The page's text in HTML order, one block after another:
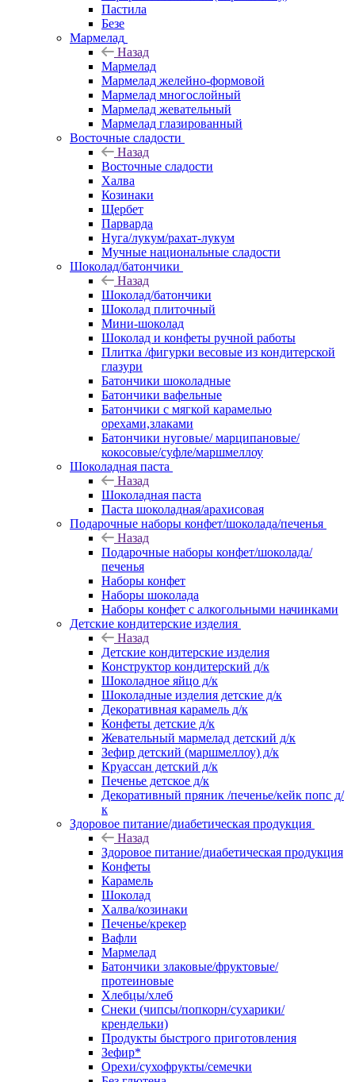
Пастила
Безе
Мармелад
Назад
Мармелад
Мармелад желейно-формовой
Мармелад многослойный
Мармелад жевательный
Мармелад глазированный
Восточные сладости
Назад
Восточные сладости
Халва
Козинаки
Щербет
Парварда
Нуга/лукум/рахат-лукум
Мучные национальные сладости
Шоколад/батончики
Назад
Шоколад/батончики
Шоколад плиточный
Мини-шоколад
Шоколад и конфеты ручной работы
Плитка /фигурки весовые из кондитерской
глазури
Батончики шоколадные
Батончики вафельные
Батончики с мягкой карамелью
орехами,злаками
Батончики нуговые/ марципановые/
кокосовые/суфле/маршмеллоу
Шоколадная паста
Назад
Шоколадная паста
Паста шоколадная/арахисовая
Подарочные наборы конфет/шоколада/печенья
Назад
Подарочные наборы конфет/шоколада/
печенья
Наборы конфет
Наборы шоколада
Наборы конфет с алкогольными начинками
Детские кондитерские изделия
Назад
Детские кондитерские изделия
Конструктор кондитерский д/к
Шоколадное яйцо д/к
Шоколадные изделия детские д/к
Декоративная карамель д/к
Конфеты детские д/к
Жевательный мармелад детский д/к
Зефир детский (маршмеллоу) д/к
Круассан детский д/к
Печенье детское д/к
Декоративный пряник /печенье/кейк попс д/
к
Здоровое питание/диабетическая продукция
Назад
Здоровое питание/диабетическая продукция
Конфеты
Карамель
Шоколад
Халва/козинаки
Печенье/крекер
Вафли
Мармелад
Батончики злаковые/фруктовые/
протеиновые
Хлебцы/хлеб
Снеки (чипсы/попкорн/сухарики/
крендельки)
Продукты быстрого приготовления
Зефир*
Орехи/сухофрукты/семечки